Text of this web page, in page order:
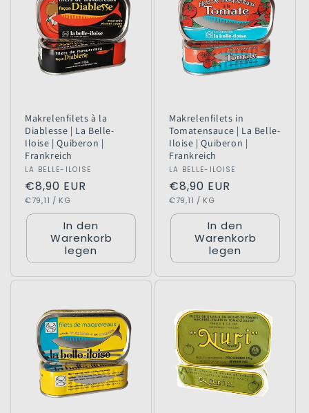
Makrelenfilets à la
Diablesse | La Belle-
Iloise | Quiberon |
Frankreich
Anbieter:
LA BELLE-ILOISE
Normaler
Preis
€8,90 EUR
GRUNDPREIS
€79,11 / PRO
KG
In den
Warenkorb
legen
Makrelenfilets in
Tomatensauce | La Belle-
Iloise | Quiberon |
Frankreich
Anbieter:
LA BELLE-ILOISE
Normaler
Preis
€8,90 EUR
GRUNDPREIS
€79,11 / PRO
KG
In den
Warenkorb
legen